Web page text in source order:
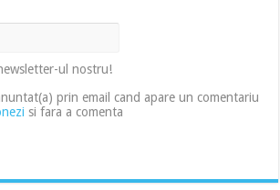
ul nostru!
prin email cand apare un comentariu
si fara a comenta